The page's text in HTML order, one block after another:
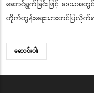
ဆောင်ရွက်ခြင်းဖြင့် ဒေသအတွ
တိုက်တွန်းရေးသားတင်ပြလိုက်ရ
ဆောင်းပါး